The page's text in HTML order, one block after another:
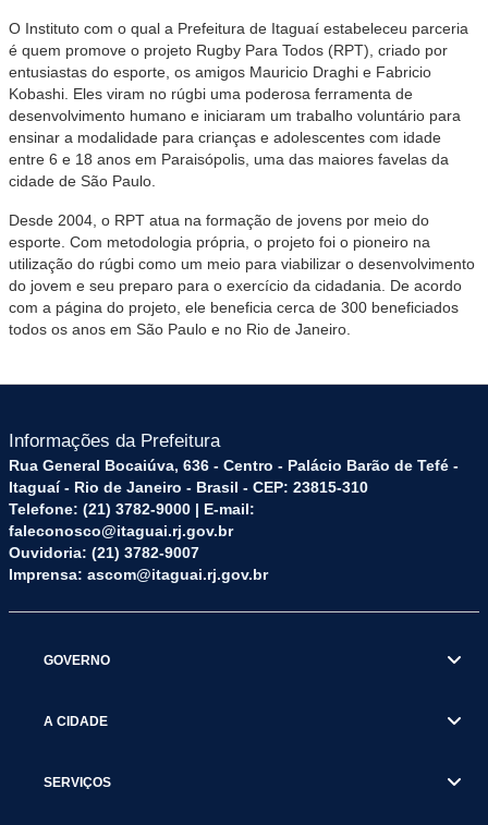
O Instituto com o qual a Prefeitura de Itaguaí estabeleceu parceria
é quem promove o projeto Rugby Para Todos (RPT), criado por
entusiastas do esporte, os amigos Mauricio Draghi e Fabricio
Kobashi. Eles viram no rúgbi uma poderosa ferramenta de
desenvolvimento humano e iniciaram um trabalho voluntário para
ensinar a modalidade para crianças e adolescentes com idade
entre 6 e 18 anos em Paraisópolis, uma das maiores favelas da
cidade de São Paulo.
Desde 2004, o RPT atua na formação de jovens por meio do
esporte. Com metodologia própria, o projeto foi o pioneiro na
utilização do rúgbi como um meio para viabilizar o desenvolvimento
do jovem e seu preparo para o exercício da cidadania. De acordo
com a página do projeto, ele beneficia cerca de 300 beneficiados
todos os anos em São Paulo e no Rio de Janeiro.
Informações da Prefeitura
Rua General Bocaiúva, 636 - Centro - Palácio Barão de Tefé -
Itaguaí - Rio de Janeiro - Brasil - CEP: 23815-310
Telefone: (21) 3782-9000 | E-mail:
faleconosco@itaguai.rj.gov.br
Ouvidoria: (21) 3782-9007
Imprensa: ascom@itaguai.rj.gov.br
GOVERNO
A CIDADE
SERVIÇOS